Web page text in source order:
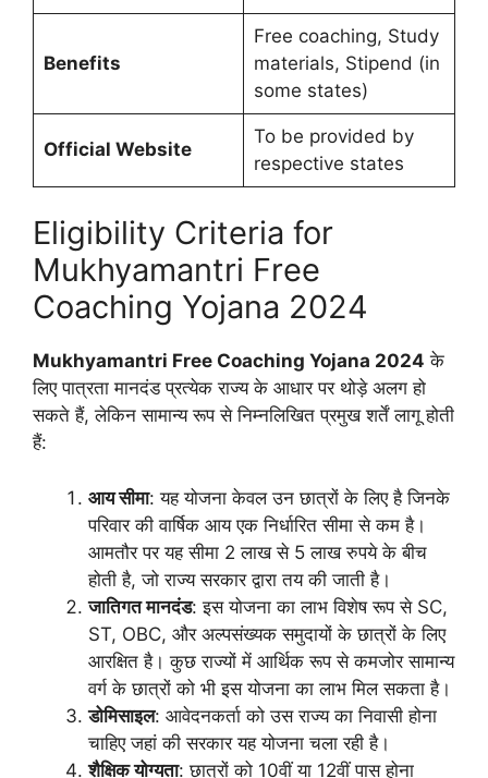
Benefits
Free coaching, Study
materials, Stipend (in
some states)
Official Website
To be provided by
respective states
Eligibility Criteria for
Mukhyamantri Free
Coaching Yojana 2024
Mukhyamantri Free Coaching Yojana 2024 के
लिए पात्रता मानदंड प्रत्येक राज्य के आधार पर थोड़े अलग हो
सकते हैं, लेकिन सामान्य रूप से निम्नलिखित प्रमुख शर्तें लागू होती
हैं:
आय सीमा: यह योजना केवल उन छात्रों के लिए है जिनके
परिवार की वार्षिक आय एक निर्धारित सीमा से कम है।
आमतौर पर यह सीमा 2 लाख से 5 लाख रुपये के बीच
होती है, जो राज्य सरकार द्वारा तय की जाती है।
जातिगत मानदंड: इस योजना का लाभ विशेष रूप से SC,
ST, OBC, और अल्पसंख्यक समुदायों के छात्रों के लिए
आरक्षित है। कुछ राज्यों में आर्थिक रूप से कमजोर सामान्य
वर्ग के छात्रों को भी इस योजना का लाभ मिल सकता है।
डोमिसाइल: आवेदनकर्ता को उस राज्य का निवासी होना
चाहिए जहां की सरकार यह योजना चला रही है।
शैक्षिक योग्यता: छात्रों को 10वीं या 12वीं पास होना